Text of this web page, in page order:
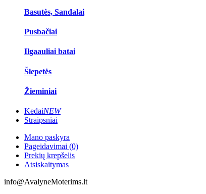
Basutės, Sandalai
Pusbačiai
Ilgaauliai batai
Šlepetės
Žieminiai
KedaiNEW
Straipsniai
Mano paskyra
Pageidavimai (0)
Prekių krepšelis
Atsiskaitymas
info@AvalyneMoterims.lt